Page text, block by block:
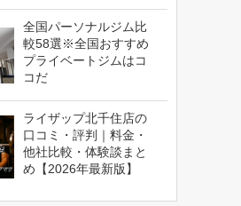
全国パーソナルジム比
較58選※全国おすすめ
プライベートジムはコ
コだ
ライザップ北千住店の
口コミ・評判｜料金・
他社比較・体験談まと
め【2026年最新版】